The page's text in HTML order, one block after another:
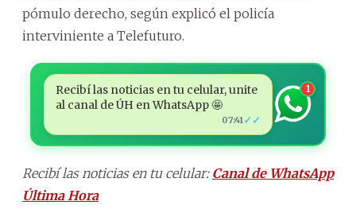
pómulo derecho, según explicó el policía
interviniente a Telefuturo.
Recibí las noticias en tu celular, unite
al canal de ÚH en WhatsApp 🤩
07:41 ✓✓
1
Recibí las noticias en tu celular: Canal de WhatsApp
Última Hora